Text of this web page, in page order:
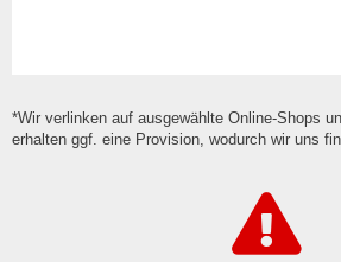
*Wir verlinken auf ausgewählte Online-Shops
erhalten ggf. eine Provision, wodurch wir uns